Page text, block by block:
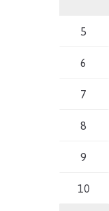
5
6
7
8
9
10